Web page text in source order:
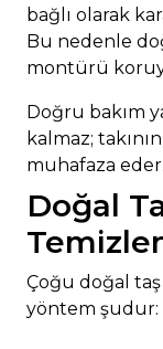
bağlı olarak
Bu nedenle
montürü
Doğru bakım
kalmaz;
muhafaza eder.
Doğal
Çoğu doğal
yöntem şudur: